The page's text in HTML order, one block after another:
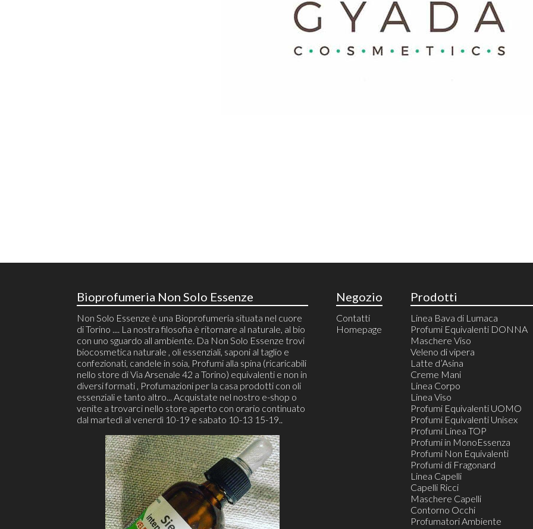
Bioprofumeria Non Solo Essenze
Non Solo Essenze è una Bioprofumeria situata nel cuore
di Torino .... La nostra filosofia è ritornare al naturale, al bio
con uno sguardo all ambiente. Da Non Solo Essenze trovi
biocosmetica naturale , oli essenziali, saponi al taglio e
confezionati, candele in soia, Profumi alla spina (ricaricabili
nello store di Via Arsenale 42 a Torino) equivalenti e non in
diversi formati , Profumazioni per la casa prodotti con oli
essenziali e tanto altro... Acquistate nel nostro e-shop o
venite a trovarci nello store aperto con orario continuato
dal martedì al venerdì 10-19 e sabato 10-13 15-19..
Negozio
Contatti
Homepage
Prodotti
Linea Bava di Lumaca
Profumi Equivalenti DONNA
Maschere Viso
Veleno di vipera
Latte d’Asina
Creme Mani
Linea Corpo
Linea Viso
Profumi Equivalenti UOMO
Profumi Equivalenti Unisex
Profumi Linea TOP
Profumi in MonoEssenza
Profumi Non Equivalenti
Profumi di Fragonard
Linea Capelli
Capelli Ricci
Maschere Capelli
Contorno Occhi
Profumatori Ambiente